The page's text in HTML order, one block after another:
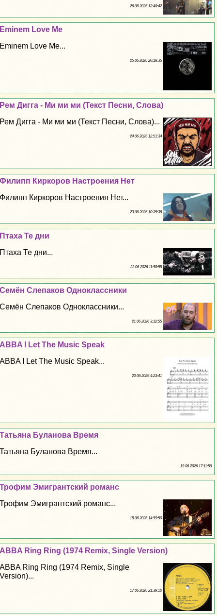
26 06 2026 13:48:42
Eminem Love Me
Eminem Love Me...
25 06 2026 20:18:35
Рем Дигга - Ми ми ми (Текст Песни, Слова)
Рем Дигга - Ми ми ми (Текст Песни, Слова)...
24 06 2026 12:51:34
Филипп Киркоров Настроения Нет
Филипп Киркоров Настроения Нет...
23 06 2026 10:35:38
Птаха Те дни
Птаха Те дни...
22 06 2026 11:58:55
Семён Слепаков Одноклассники
Семён Слепаков Одноклассники...
21 06 2026 3:12:55
ABBA I Let The Music Speak
ABBA I Let The Music Speak...
20 06 2026 4:23:41
Татьяна Буланова Время
Татьяна Буланова Время...
19 06 2026 17:11:59
Трофим Эмигрантский романс
Трофим Эмигрантский романс...
18 06 2026 14:59:50
ABBA Ring Ring (1974 Remix, Single Version)
ABBA Ring Ring (1974 Remix, Single
Version)...
17 06 2026 21:39:10